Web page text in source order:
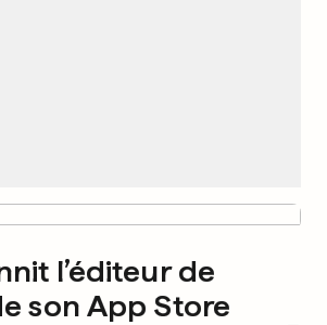
l’éditeur de
son App Store